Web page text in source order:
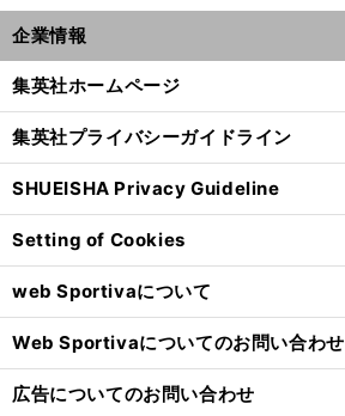
企業情報
集英社ホームページ
集英社プライバシーガイドライン
SHUEISHA Privacy Guideline
Setting of Cookies
web Sportivaについて
Web Sportivaについてのお問い合わせ
広告についてのお問い合わせ